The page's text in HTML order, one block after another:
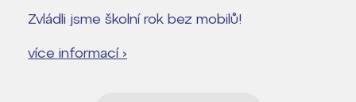
Zvládli jsme školní rok bez mobilů!
více informací ›